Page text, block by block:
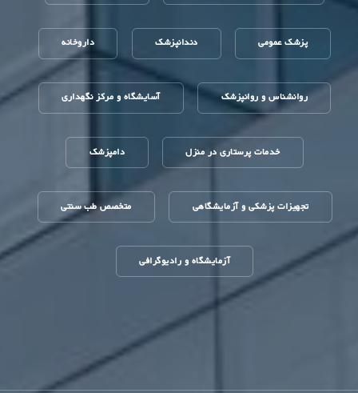
پزشک عمومی دندانپزشک داروخانه
روانشناس و روانپزشک آسایشگاه و مرکز نگهداری
خدمات پرستاری در منزل دامپزشک
تجهیزات پزشکی و آزمایشگاهی متخصص طب سنتی
آزمایشگاه و رادیوگرافی